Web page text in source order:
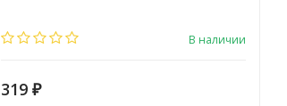
В наличии
319 ₽